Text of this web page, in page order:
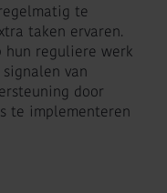
te
taken ervaren.
hun reguliere werk
van
door
te implementeren